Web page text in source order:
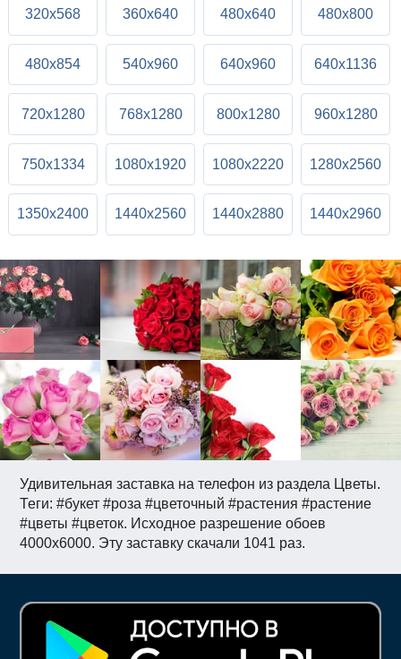
Удивительная заставка на телефон из раздела Цветы.
Теги: #букет #роза #цветочный #растения #растение
#цветы #цветок. Исходное разрешение обоев
4000x6000. Эту заставку скачали 1041 раз.
320x568 360x640 480x640 480x800
480x854 540x960 640x960 640x1136
720x1280 768x1280 800x1280 960x1280
750x1334 1080x1920 1080x2220 1280x2560
1350x2400 1440x2560 1440x2880 1440x2960